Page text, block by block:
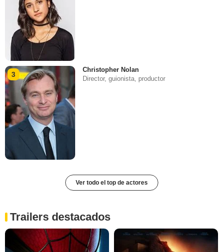
3
Christopher Nolan
Director, guionista, productor
Ver todo el top de actores
Trailers destacados